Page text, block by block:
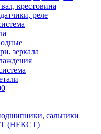
крестовина
реле
зеркала
сальники
(НЕКСТ)